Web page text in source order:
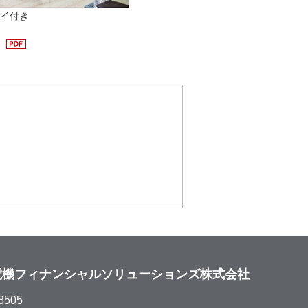
付き
フィナンシャルソリューションズ株式会社